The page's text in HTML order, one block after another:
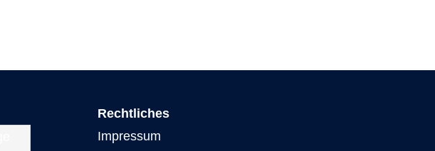
Rechtliches
Impressum